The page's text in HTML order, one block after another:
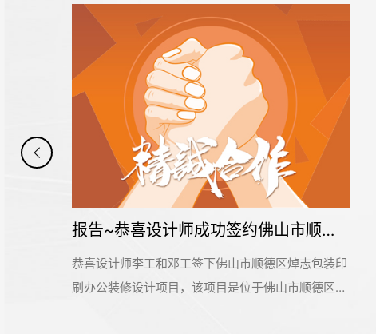
报告~恭喜设计师成功签约佛山市顺德区焯志包装印刷办公定制装修项目
恭喜设计师李工和邓工签下佛山市顺德区焯志包装印
刷办公装修设计项目，该项目是位于佛山市顺德区勒